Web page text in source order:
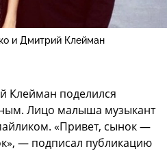
и Дмитрий Клейман
Клейман поделился
Лицо малыша музыкант
«Привет, сынок —
— подписал публикацию